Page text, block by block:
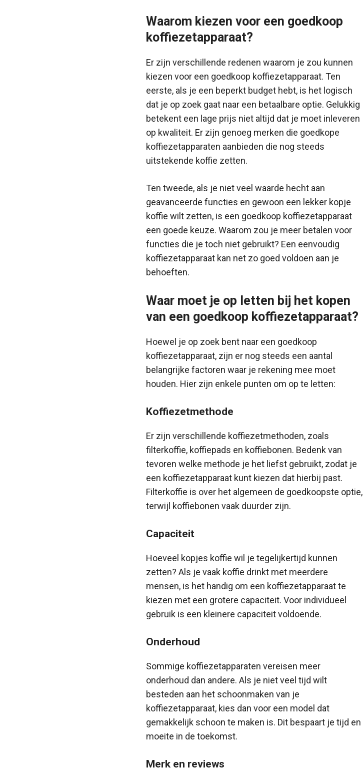
Waarom kiezen voor een goedkoop
koffiezetapparaat?
Er zijn verschillende redenen waarom je zou kunnen
kiezen voor een goedkoop koffiezetapparaat. Ten
eerste, als je een beperkt budget hebt, is het logisch
dat je op zoek gaat naar een betaalbare optie. Gelukkig
betekent een lage prijs niet altijd dat je moet inleveren
op kwaliteit. Er zijn genoeg merken die goedkope
koffiezetapparaten aanbieden die nog steeds
uitstekende koffie zetten.
Ten tweede, als je niet veel waarde hecht aan
geavanceerde functies en gewoon een lekker kopje
koffie wilt zetten, is een goedkoop koffiezetapparaat
een goede keuze. Waarom zou je meer betalen voor
functies die je toch niet gebruikt? Een eenvoudig
koffiezetapparaat kan net zo goed voldoen aan je
behoeften.
Waar moet je op letten bij het kopen
van een goedkoop koffiezetapparaat?
Hoewel je op zoek bent naar een goedkoop
koffiezetapparaat, zijn er nog steeds een aantal
belangrijke factoren waar je rekening mee moet
houden. Hier zijn enkele punten om op te letten:
Koffiezetmethode
Er zijn verschillende koffiezetmethoden, zoals
filterkoffie, koffiepads en koffiebonen. Bedenk van
tevoren welke methode je het liefst gebruikt, zodat je
een koffiezetapparaat kunt kiezen dat hierbij past.
Filterkoffie is over het algemeen de goedkoopste optie,
terwijl koffiebonen vaak duurder zijn.
Capaciteit
Hoeveel kopjes koffie wil je tegelijkertijd kunnen
zetten? Als je vaak koffie drinkt met meerdere
mensen, is het handig om een koffiezetapparaat te
kiezen met een grotere capaciteit. Voor individueel
gebruik is een kleinere capaciteit voldoende.
Onderhoud
Sommige koffiezetapparaten vereisen meer
onderhoud dan andere. Als je niet veel tijd wilt
besteden aan het schoonmaken van je
koffiezetapparaat, kies dan voor een model dat
gemakkelijk schoon te maken is. Dit bespaart je tijd en
moeite in de toekomst.
Merk en reviews